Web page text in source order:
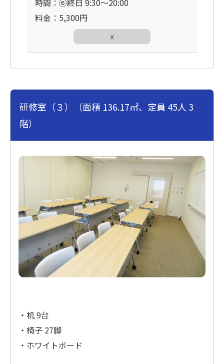
料金：5,300円
☓
研修室（３）（面積 136.17㎡、定員 45人 3
階）
・机 9台
・椅子 27脚
・ホワイトボード